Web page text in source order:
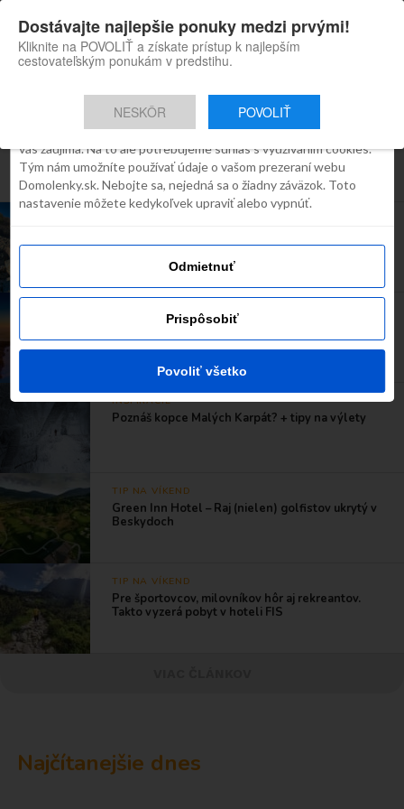
Domolenky appka
Skvelé tipy na cestovanie po
Slovensku
Inštaluj
Všetky príspevky týkajúce sa
"domolenky"
Poznáš Biele Karpaty a zaujimavé miesta v nich?
INŠPIRÁCIE
Poznáš kopce Malých Karpát? + tipy na výlety
TIP NA VÍKEND
Green Inn Hotel – Raj (nielen) golfistov ukrytý v
Beskydoch
TIP NA VÍKEND
Pre športovcov, milovníkov hôr aj rekreantov.
Takto vyzerá pobyt v hoteli FIS
Najčítanejšie dnes
Súhlas Detaily O cookies
Robíme všetko preto, aby sme vám zobrazovali iba obsah, ktorý
vás zaujíma. Na to ale potrebujeme súhlas s využívaním cookies.
Tým nám umožníte používať údaje o vašom prezeraní webu
Domolenky.sk. Nebojte sa, nejedná sa o žiadny záväzok. Toto
nastavenie môžete kedykoľvek upraviť alebo vypnúť.
Odmietnuť
Prispôsobiť
Povoliť všetko
Dostávajte najlepšie ponuky medzi prvými!
Kliknite na POVOLIŤ a získate prístup k najlepším
cestovateľským ponukám v predstihu.
NESKÔR POVOLIŤ